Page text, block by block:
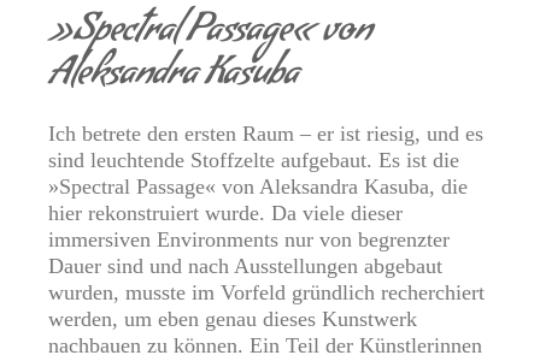
»Spectral Passage« von
Aleksandra Kasuba
Ich betrete den ersten Raum – er ist riesig, und es
sind leuchtende Stoffzelte aufgebaut. Es ist die
»Spectral Passage« von Aleksandra Kasuba, die
hier rekonstruiert wurde. Da viele dieser
immersiven Environments nur von begrenzter
Dauer sind und nach Ausstellungen abgebaut
wurden, musste im Vorfeld gründlich recherchiert
werden, um eben genau dieses Kunstwerk
nachbauen zu können. Ein Teil der Künstlerinnen